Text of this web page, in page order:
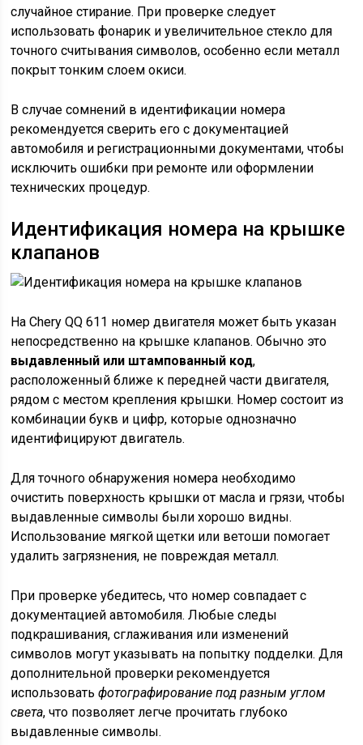
случайное стирание. При проверке следует
использовать фонарик и увеличительное стекло для
точного считывания символов, особенно если металл
покрыт тонким слоем окиси.
В случае сомнений в идентификации номера
рекомендуется сверить его с документацией
автомобиля и регистрационными документами, чтобы
исключить ошибки при ремонте или оформлении
технических процедур.
Идентификация номера на крышке
клапанов
На Chery QQ 611 номер двигателя может быть указан
непосредственно на крышке клапанов. Обычно это
выдавленный или штампованный код,
расположенный ближе к передней части двигателя,
рядом с местом крепления крышки. Номер состоит из
комбинации букв и цифр, которые однозначно
идентифицируют двигатель.
Для точного обнаружения номера необходимо
очистить поверхность крышки от масла и грязи, чтобы
выдавленные символы были хорошо видны.
Использование мягкой щетки или ветоши помогает
удалить загрязнения, не повреждая металл.
При проверке убедитесь, что номер совпадает с
документацией автомобиля. Любые следы
подкрашивания, сглаживания или изменений
символов могут указывать на попытку подделки. Для
дополнительной проверки рекомендуется
использоватьфотографирование под разным углом
света, что позволяет легче прочитать глубоко
выдавленные символы.